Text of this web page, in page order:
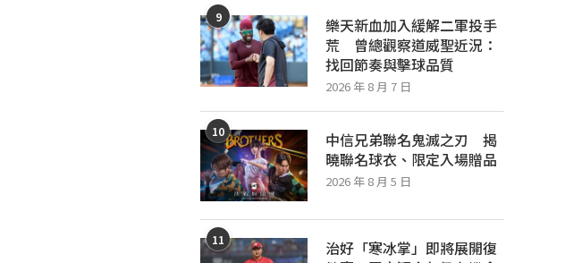
9
樂天新血加入緩解二軍投手
荒 曾總觀察道威聖近況：
找回節奏與擊球品質
2026 年 8 月 7 日
10
中信兄弟聯名鬼滅之刃 揭
曉聯名球衣、限定入場贈品
2026 年 8 月 5 日
11
治好「寒冰掌」即將展開復